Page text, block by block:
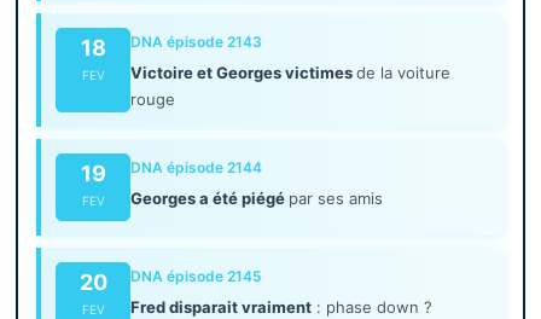
18
FEV
DNA épisode 2143
Victoire et Georges victimesde la voiture
rouge
19
FEV
DNA épisode 2144
Georges a été piégé par ses amis
20
FEV
DNA épisode 2145
Fred disparait vraiment : phase down ?